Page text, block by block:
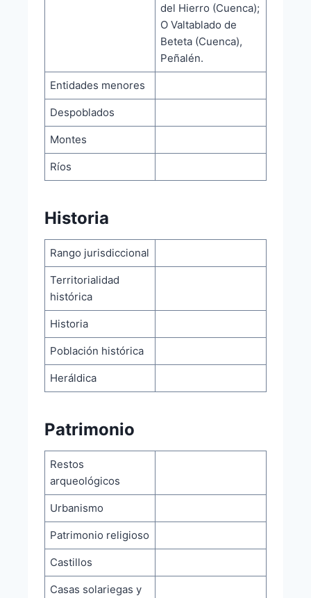
del Hierro (Cuenca);
O Valtablado de
Beteta (Cuenca),
Peñalén.
Entidades menores
Despoblados
Montes
Ríos
Historia
Rango jurisdiccional
Territorialidad
histórica
Historia
Población histórica
Heráldica
Patrimonio
Restos
arqueológicos
Urbanismo
Patrimonio religioso
Castillos
Casas solariegas y